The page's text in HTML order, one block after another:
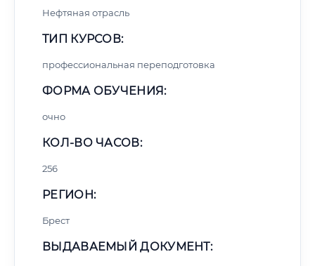
Нефтяная отрасль
ТИП КУРСОВ:
профессиональная переподготовка
ФОРМА ОБУЧЕНИЯ:
очно
КОЛ-ВО ЧАСОВ:
256
РЕГИОН:
Брест
ВЫДАВАЕМЫЙ ДОКУМЕНТ: